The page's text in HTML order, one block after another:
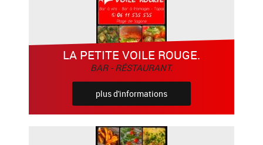
LA PETITE VOILE ROUGE.
BAR - RÉSTAURANT.
plus d'informations